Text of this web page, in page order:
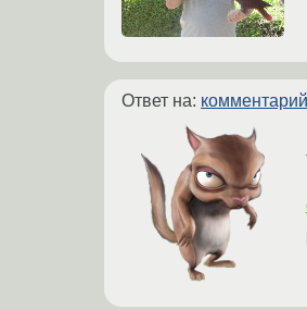
Ответ на: комментарий